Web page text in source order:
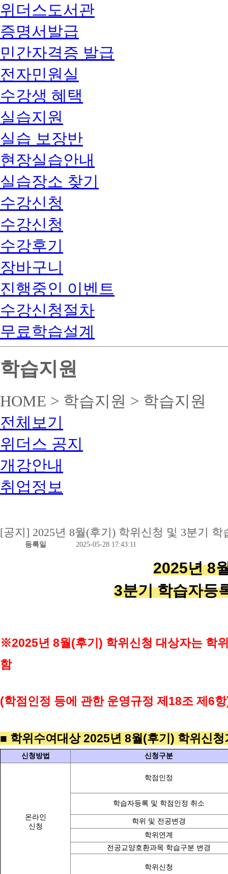
위더스도서관
증명서발급
민간자격증 발급
전자민원실
수강생 혜택
실습지원
실습 보장반
현장실습안내
실습장소 찾기
수강신청
수강신청
수강후기
장바구니
진행중인 이벤트
수강신청절차
무료학습설계
학습지원
HOME > 학습지원 > 학습지원
전체보기
위더스 공지
개강안내
취업정보
[공지] 2025년 8월(후기) 학위신청 및 3분기
등록일 2025-05-28 17:43:11
2025년 8
3분기학습자등
※2025년 8월(후기) 학위신청 대상자는 학
함
(학점인정 등에 관한 운영규정 제18조 제6
■ 학위수여대상 2025년 8월(후기) 학위신청
신청방법 신청구분
온라인
신청
학점인정
학습자등록 및 학점인정 취소
학위 및 전공변경
학위연계
전공교양호환과목 학습구분 변경
학위신청